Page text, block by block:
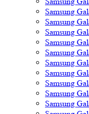
Samsung
Samsung
Samsung
Samsung
Samsung
Samsung
Samsung
Samsung
Samsung
Samsung